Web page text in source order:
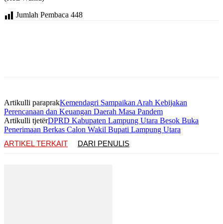
Jumlah Pembaca 448
Artikulli paraprakKemendagri Sampaikan Arah Kebijakan
Perencanaan dan Keuangan Daerah Masa Pandem
Artikulli tjetërDPRD Kabupaten Lampung Utara Besok Buka
Penerimaan Berkas Calon Wakil Bupati Lampung Utara
ARTIKEL TERKAIT
DARI PENULIS